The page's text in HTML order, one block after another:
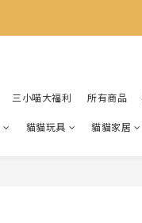
三小喵大福利 所有商品
貓貓玩具 貓貓家居